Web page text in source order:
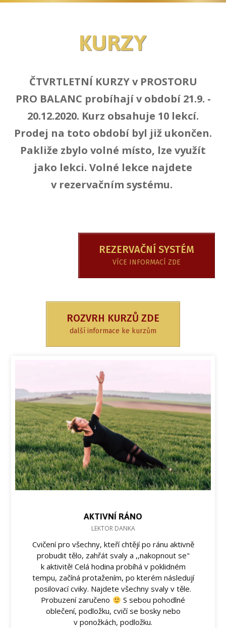
KURZY
ČTVRTLETNÍ KURZY v PROSTORU
PRO BALANC probíhají v období 21.9. -
20.12.2020. Kurz obsahuje 10 lekcí.
Prodej na toto období byl již ukončen.
Pakliže zbylo volné místo, lze využít
jako lekci. Volné lekce najdete
v rezervačním systému.
REZERVAČNÍ SYSTÉM
VÍCE INFORMACÍ ZDE
ROZVRH KURZŮ ZDE
další informace ke kurzům
AKTIVNÍ RÁNO
LEKTOR DANKA
Cvičení pro všechny, kteří chtějí po ránu aktivně
probudit tělo, zahřát svaly a ,,nakopnout se"
k aktivitě! Celá hodina probíhá v poklidném
tempu, začíná protažením, po kterém následují
posilovací cviky. Najdete všechny svaly v těle.
Probuzení zaručeno
S sebou pohodlné
oblečení, podložku, cvičí se bosky nebo
v ponožkách, podložku.